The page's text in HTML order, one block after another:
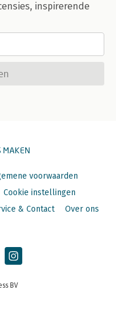
inspirerende
MAKEN
voorwaarden
Cookie instellingen
& Contact Over ons
BV